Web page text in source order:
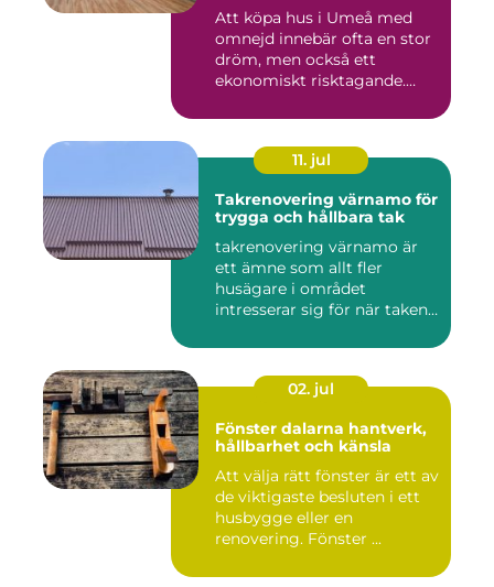
Att köpa hus i Umeå med
omnejd innebär ofta en stor
dröm, men också ett
ekonomiskt risktagande.
11. jul
Takrenovering värnamo för
trygga och hållbara tak
takrenovering värnamo är
ett ämne som allt fler
husägare i området
intresserar sig för när taken
02. jul
Fönster dalarna hantverk,
hållbarhet och känsla
Att välja rätt fönster är ett av
de viktigaste besluten i ett
husbygge eller en
renovering. Fönster ...